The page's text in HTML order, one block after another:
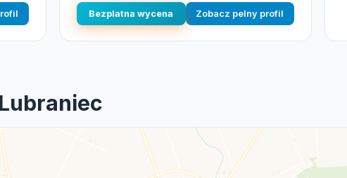
Bezplatna wycena Zobacz pelny profil